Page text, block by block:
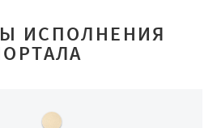
ИСПОЛНЕНИЯ